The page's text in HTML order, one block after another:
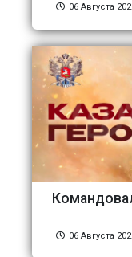
06 Августа
06 Августа